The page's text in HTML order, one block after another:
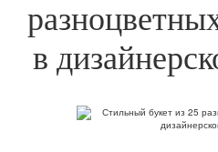
в